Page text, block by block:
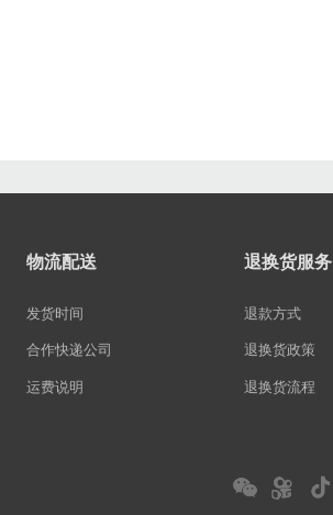
物流配送
发货时间
合作快递公司
运费说明
退换货服务
退款方式
退换货政策
退换货流程